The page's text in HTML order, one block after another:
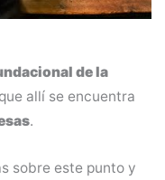
de la
allí se encuentra
.
sobre este punto y